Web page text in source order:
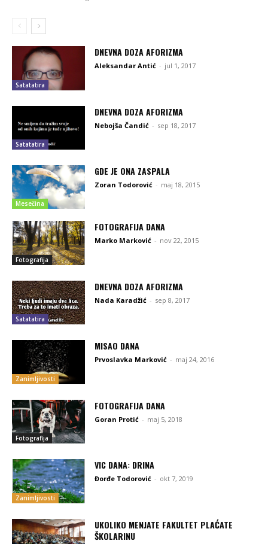
Satatatira
DNEVNA DOZA AFORIZMA
Aleksandar Antić - jul 1, 2017
Satatatira
DNEVNA DOZA AFORIZMA
Nebojša Čandić - sep 18, 2017
Mesečina
GDE JE ONA ZASPALA
Zoran Todorović - maj 18, 2015
Fotografija
FOTOGRAFIJA DANA
Marko Marković - nov 22, 2015
Satatatira
DNEVNA DOZA AFORIZMA
Nada Karadžić - sep 8, 2017
Zanimljivosti
MISAO DANA
Prvoslavka Marković - maj 24, 2016
Fotografija
FOTOGRAFIJA DANA
Goran Protić - maj 5, 2018
Zanimljivosti
VIC DANA: DRINA
Đorđe Todorović - okt 7, 2019
UKOLIKO MENJATE FAKULTET PLAĆATE
ŠKOLARINU